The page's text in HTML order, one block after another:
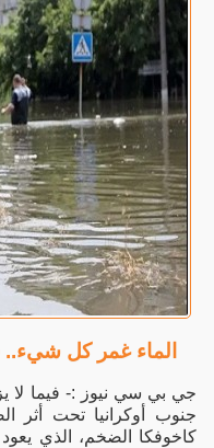
الماء غمر كل شيء..
جي بي سي نيوز :- فيما لا
جنوب أوكرانيا تحت أثر
كاخوفكا الضخم، الذي يعود